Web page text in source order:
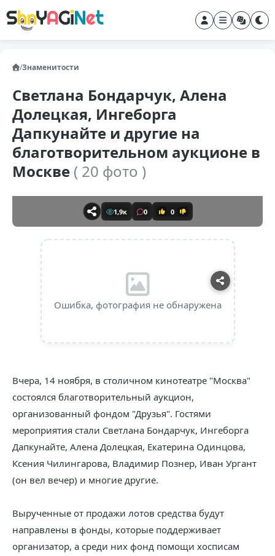
/Знаменитости
Светлана Бондарчук, Алена
Долецкая, Ингеборга
Дапкунайте и другие на
благотворительном аукционе в
Москве ( 20 фото )
1,9к 0 0
Ошибка, фотография не обнаружена
Вчера, 14 ноября, в столичном кинотеатре "Москва"
состоялся благотворительный аукцион,
организованный фондом "Друзья". Гостями
мероприятия стали Светлана Бондарчук, Ингеборга
Дапкунайте, Алена Долецкая, Екатерина Одинцова,
Ксения Чилингарова, Владимир Познер, Иван Ургант
(он вел вечер) и многие другие.
Вырученные от продажи лотов средства будут
направлены в фонды, которые поддерживает
организатор, а среди них фонд помощи хосписам